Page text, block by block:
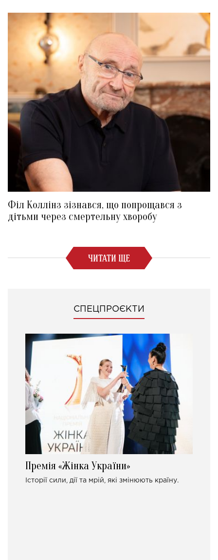
Філ Коллінз зізнався, що попрощався з
дітьми через смертельну хворобу
ЧИТАТИ ЩЕ
СПЕЦПРОЄКТИ
Премія «Жінка України»
Історії сили, дії та мрій, які змінюють країну.